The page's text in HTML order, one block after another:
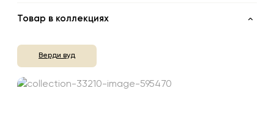
Товар в коллекциях
Верди вуд